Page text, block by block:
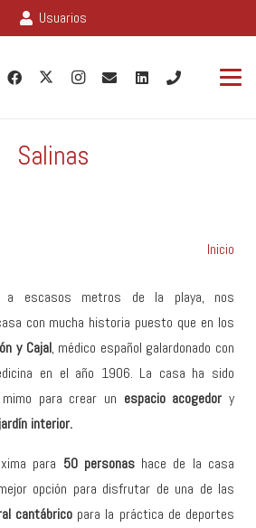
Usuarios
Salinas
Inicio
escasos metros de la playa, nos
con mucha historia puesto que en los
y Cajal, médico español galardonado con
en el año 1906. La casa ha sido
para crear un espacio acogedor y
interior.
para 50 personas hace de la casa
opción para disfrutar de una de las
cantábrico para la práctica de deportes